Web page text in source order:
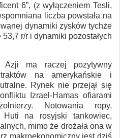
6”, (z wyłączeniem Tesli,
liczba powstała na
dynamiki zysków tychże
r/r i dynamiki pozostałych
Azji ma raczej pozytywny
na amerykańskie i
Rynek nie przejął się
Izrael-Hamas ofiarami
Notowania ropy,
na rosyjski tankowiec,
mimo że drożała ona w
makroekonomiczny jest dziś